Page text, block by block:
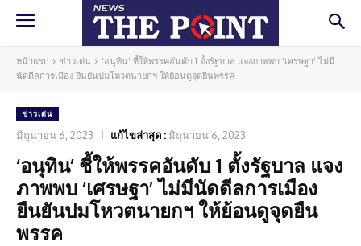
หน้าแรก ข่าวเด่น
'อนุทิน' ชี้ให้พรรคอันดับ 1 ตั้งรัฐบาล แจงภาพพบ 'เศรษฐา' ไม่มี
นัดดีลการเมือง ยืนยันปมโหวตนายกฯ ให้ย้อนดูจุดยืนพรรค
ข่าวเด่น
มิถุนายน 6, 2023 แก้ไขล่าสุด : มิถุนายน 6, 2023
‘อนุทิน’ ชี้ให้พรรคอันดับ 1 ตั้งรัฐบาล แจง
ภาพพบ ‘เศรษฐา’ ไม่มีนัดดีลการเมือง
ยืนยันปมโหวตนายกฯ ให้ย้อนดูจุดยืน
พรรค